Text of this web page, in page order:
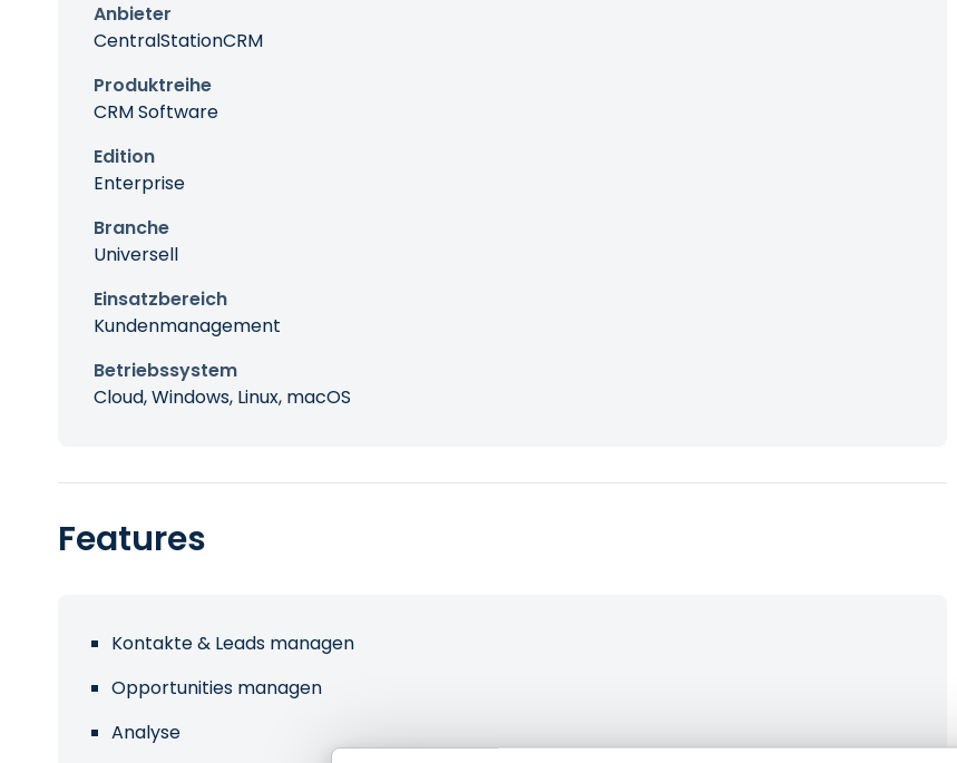
Anbieter
CentralStationCRM
Produktreihe
CRM Software
Edition
Enterprise
Branche
Universell
Einsatzbereich
Kundenmanagement
Betriebssystem
Cloud, Windows, Linux, macOS
Features
Kontakte & Leads managen
Opportunities managen
Analyse